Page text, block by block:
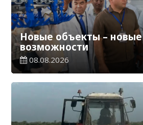
Новые объекты – новые
возможности
08.08.2026